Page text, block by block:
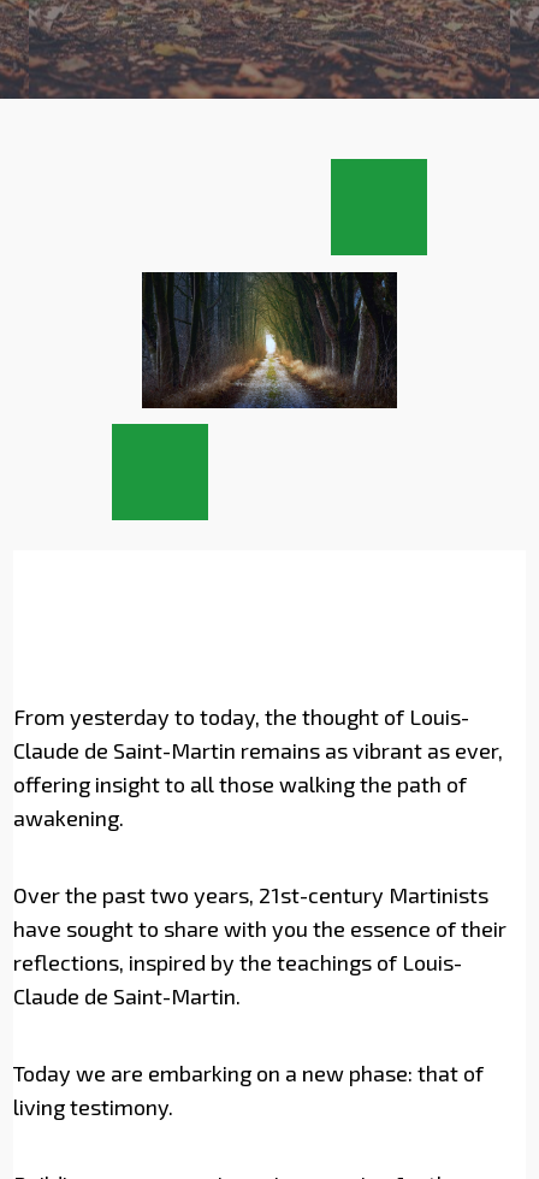
From yesterday to today, the thought of Louis-
Claude de Saint-Martin remains as vibrant as ever,
offering insight to all those walking the path of
awakening.
Over the past two years, 21st-century Martinists
have sought to share with you the essence of their
reflections, inspired by the teachings of Louis-
Claude de Saint-Martin.
Today we are embarking on a new phase: that of
living testimony.